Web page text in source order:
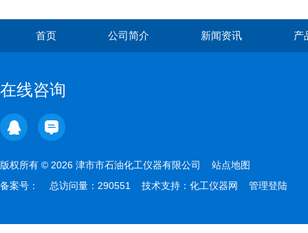
首页 公司简介 新闻资讯 产
在线咨询
版权所有 © 2026 津市市石油化工仪器有限公司 站点地图
备案号：
总访问量：290551 技术支持： 化工仪器网 管理登陆